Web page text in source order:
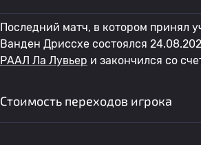
Последний матч, в котором принял
Ванден Дриссхе состоялся
РААЛ Ла Лувьер и закончился со
Стоимость переходов игрока